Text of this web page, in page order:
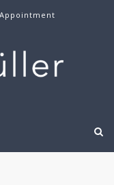
Appointment